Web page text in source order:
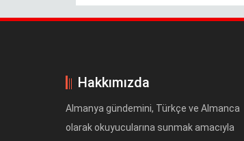
Hakkımızda
Almanya gündemini, Türkçe ve Almanca
olarak okuyucularına sunmak amacıyla